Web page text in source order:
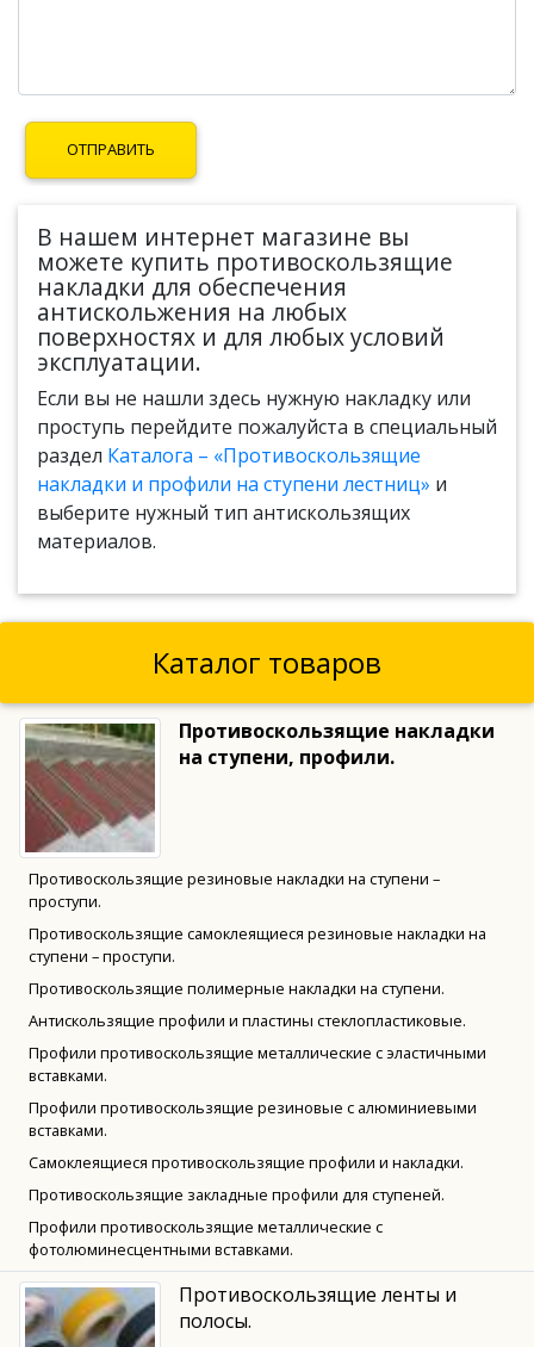
В нашем интернет магазине вы
можете купить противоскользящие
накладки для обеспечения
антискольжения на любых
поверхностях и для любых условий
эксплуатации.
Если вы не нашли здесь нужную накладку или
проступь перейдите пожалуйста в специальный
раздел Каталога – «Противоскользящие
накладки и профили на ступени лестниц» и
выберите нужный тип антискользящих
материалов.
Каталог товаров
Противоскользящие накладки
на ступени, профили.
Противоскользящие резиновые накладки на ступени –
проступи.
Противоскользящие самоклеящиеся резиновые накладки на
ступени – проступи.
Противоскользящие полимерные накладки на ступени.
Антискользящие профили и пластины стеклопластиковые.
Профили противоскользящие металлические с эластичными
вставками.
Профили противоскользящие резиновые с алюминиевыми
вставками.
Самоклеящиеся противоскользящие профили и накладки.
Противоскользящие закладные профили для ступеней.
Профили противоскользящие металлические с
фотолюминесцентными вставками.
Противоскользящие ленты и
полосы.